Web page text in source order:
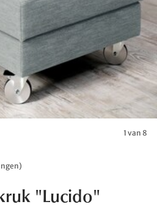
1 van 8
)
"Lucido"